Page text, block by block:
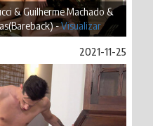
& Guilherme Machado &
-Visualizar
2021-11-25